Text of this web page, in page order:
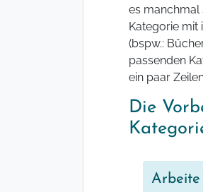
es manchmal
Kategorie mit
(bspw.:
passenden
ein paar
Die
Arbeite